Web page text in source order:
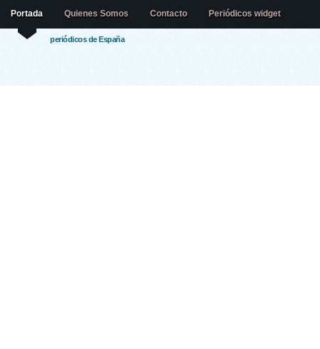
periódicos de España
Portada Quienes Somos Contacto Periódicos widget